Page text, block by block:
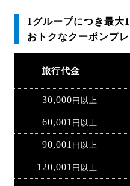
1グループにつき最大
おトクなクーポンプレ
旅行代金
30,000 円以上
60,001 円以上
90,001 円以上
120,001 円以上